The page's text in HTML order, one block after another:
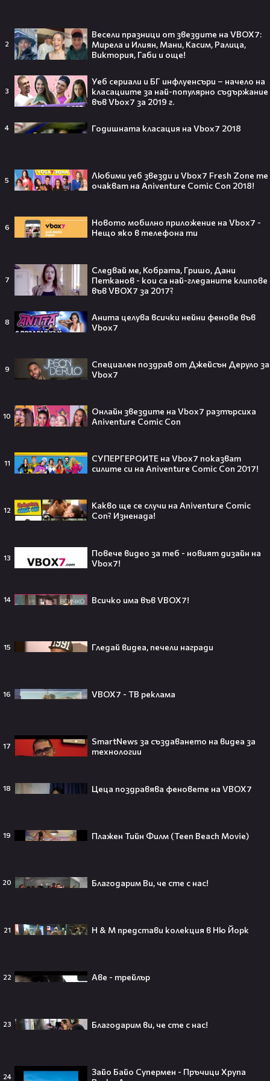
2
Весели празници от звездите на VBOX7:
Мирела и Илиян, Мани, Касим, Ралица,
Виктория, Габи и още!
3
Уеб сериали и БГ инфлуенсъри – начело на
класациите за най-популярно съдържание
във Vbox7 за 2019 г.
4 Годишната класация на Vbox7 2018
5
Любими уеб звезди и Vbox7 Fresh Zone те
очакват на Aniventure Comic Con 2018!
6
Новото мобилно приложение на Vbox7 -
Нещо яко в телефона ти
7
Следвай ме, Кобрата, Гришо, Дани
Петканов - кои са най-гледaните клипове
във VBOX7 за 2017?
8
Анита целува всички нейни фенове във
Vbox7
9
Специален поздрав от Джейсън Деруло за
Vbox7
10
Онлайн звездите на Vbox7 разтърсиха
Aniventure Comic Con
11
СУПЕРГЕРОИТЕ на Vbox7 показват
силите си на Aniventure Comic Con 2017!
12
Какво ще се случи на Aniventure Comic
Con? Изненада!
13
Повече видео за теб - новият дизайн на
Vbox7!
14 Всичко има във VBOX7!
15 Гледай видеа, печели награди
16 VBOX7 - ТВ реклама
17
SmartNews за създаването на видеа за
технологии
18 Цеца поздравява феновете на VBOX7
19 Плажен Тийн Филм (Teen Beach Movie)
20 Благодарим Ви, че сте с нас!
21 H & M представи колекция в Ню Йорк
22 Аве - трейлър
23 Благодарим ви, че сте с нас!
24
Зайо Байо Супермен - Пръчици Хрупа
Шокираща грешка! ЦСКА удвои срещу
Септември
OPERA_VARNA-NORMA
Paid Publications
00:38
XX век: Мерилин Монро от фабриката
до кориците на списанията
Paid Publications
07:50
Галин Найденов
Звездни представления на Турнадот
Тийнейджър почти спечели над
милион долара с тотален гейминг
официално е собственост на
Саудитска Арабия💰
който трябва да спази, иначе
никога няма да се случи.😯💥
всички говорят за него👀🎬
След Брадли Купър, Ирина Шейк
слухове🧐
Сватбата, която чакаше целият
Ариана Гранде изчезва?!
Решението ѝ шокира всички!😯💥